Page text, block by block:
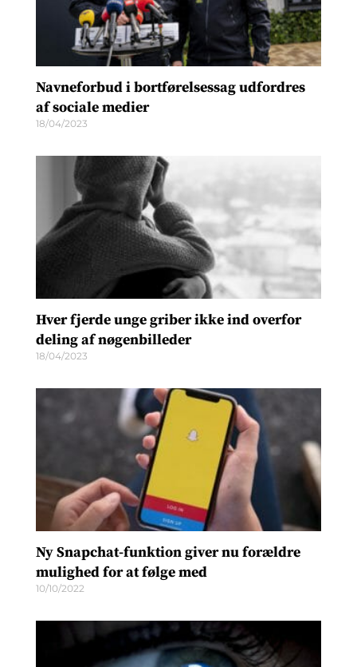
Navneforbud i bortførelsessag udfordres
af sociale medier
18/04/2023
Hver fjerde unge griber ikke ind overfor
deling af nøgenbilleder
18/04/2023
Ny Snapchat-funktion giver nu forældre
mulighed for at følge med
10/10/2022